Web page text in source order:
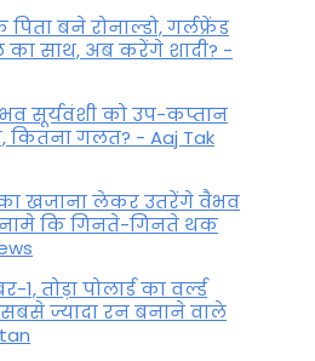
बने रोनाल्डो, गर्लफ्रेंड
का साथ, अब करेंगे शादी? -
सूर्यवंशी को उप-कप्तान
कितना गलत? - Aaj Tak
का खजाना लेकर उतरेंगे वैभव
कि गिनते-गिनते थक
तोड़ा पोलार्ड का वर्ल्ड
सबसे ज्यादा रन बनाने वाले